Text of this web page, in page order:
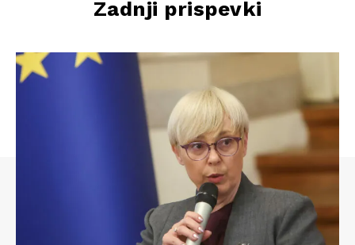
Zadnji prispevki